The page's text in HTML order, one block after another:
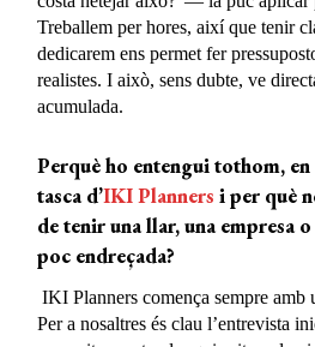
Treballem per hores, així que tenir
dedicarem ens permet fer
realistes. I això, sens dubte, ve
acumulada.
Perquè ho entengui tothom,
tasca d’IKI Planners i per què
de tenir una llar, una empresa
poc endreçada?
IKI Planners comença sempre amb
Per a nosaltres és clau l’entrevista